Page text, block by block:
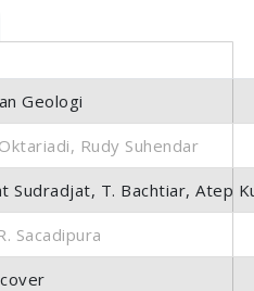
Geologi
Rudy Suhendar
Sudradjat, T. Bachtiar, Atep
Sacadipura